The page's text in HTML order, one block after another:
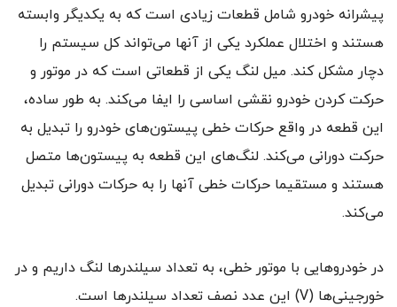
پیشرانه خودرو شامل قطعات زیادی است که به یکدیگر وابسته
هستند و اختلال عملکرد یکی از آنها می‌تواند کل سیستم را
دچار مشکل کند. میل لنگ یکی از قطعاتی است که در موتور و
حرکت کردن خودرو نقشی اساسی را ایفا می‌کند. به طور ساده،
این قطعه در واقع حرکات خطی پیستون‌های خودرو را تبدیل به
حرکت دورانی می‌کند. لنگ‌های این قطعه به پیستون‌ها متصل
هستند و مستقیما حرکات خطی آنها را به حرکات دورانی تبدیل
می‌کند.
در خودروهایی با موتور خطی، به تعداد سیلندرها لنگ داریم و در
خورجینی‌ها (V) این عدد نصف تعداد سیلندرها است.